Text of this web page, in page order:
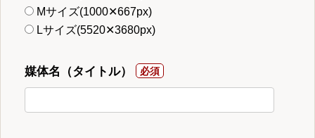
Mサイズ(1000✕667px)
Lサイズ(5520✕3680px)
媒体名（タイトル）